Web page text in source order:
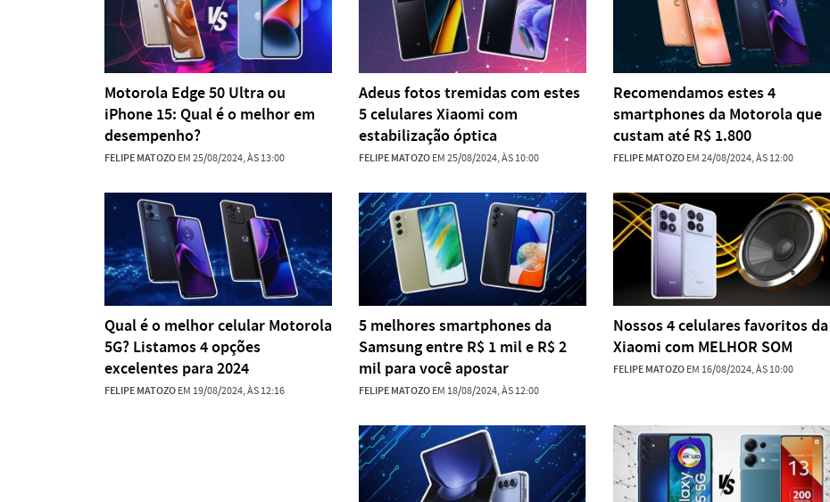
Motorola Edge 50 Ultra ou
iPhone 15: Qual é o melhor em
desempenho?
FELIPE MATOZOEM 25/08/2024, ÀS 13:00
Adeus fotos tremidas com estes
5 celulares Xiaomi com
estabilização óptica
FELIPE MATOZOEM 25/08/2024, ÀS 10:00
Recomendamos estes 4
smartphones da Motorola que
custam até R$ 1.800
FELIPE MATOZOEM 24/08/2024, ÀS 12:00
Qual é o melhor celular Motorola
5G? Listamos 4 opções
excelentes para 2024
FELIPE MATOZOEM 19/08/2024, ÀS 12:16
5 melhores smartphones da
Samsung entre R$ 1 mil e R$ 2
mil para você apostar
FELIPE MATOZOEM 18/08/2024, ÀS 12:00
Nossos 4 celulares favoritos da
Xiaomi com MELHOR SOM
FELIPE MATOZOEM 16/08/2024, ÀS 10:00